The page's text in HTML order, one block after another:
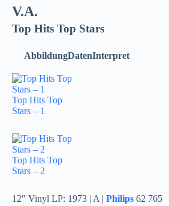
V.A.
Top Hits Top Stars
AbbildungDatenInterpret
Top Hits Top
Stars – 1
Top Hits Top
Stars – 2
12″ Vinyl LP: 1973 | A | Philips 62 765